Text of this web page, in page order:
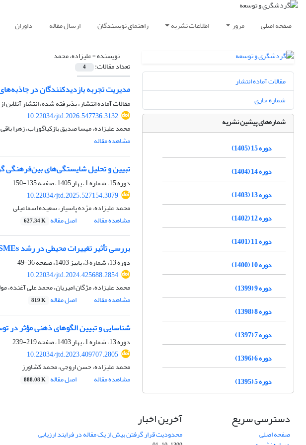
صفحه اصلی مرور اطلاعات نشریه راهنمای نویسندگان ارسال مقاله داوران
نویسنده =علیزاده، محمد
تعداد مقالات: 4
مدیریت تجربه بازدیدکنندگان در
مقالات آماده انتشار، پذیرفته شده، انتشار آنلاین از
10.22034/jtd.2026.547736.3132
محمد علیزاده، مهسا صدیق بازکیاگوراب، زهرا
مشاهده مقاله
تبیین و تحلیل شایستگیهای بینفرهنگی
دوره 15، شماره 1، بهار 1405، صفحه
135-150
10.22034/jtd.2025.527154.3079
محمد علیزاده، مژده پاسیار، سعیده اسماعیلی
مشاهده مقاله
اصل مقاله 627.34 K
بررسی تأثیر تغییرات محیطی در رشد SMEs گردشگری با در نظر گرفتن نقش میانجی گرایش کارآفرینانه (مورد مطالعه: آژانس‌های مسافرتی شهر تهران)
دوره 13، شماره 3، پاییز 1403، صفحه
36-49
10.22034/jtd.2024.425688.2854
محمد علیزاده، مژگان امیریان، محمد علی آغنده،
مشاهده مقاله
اصل مقاله 819 K
شناسایی و تبیین الگوهای ذهنی مؤثر در
دوره 13، شماره 1، بهار 1403، صفحه
219-239
10.22034/jtd.2023.409707.2805
محمد علیزاده، حسن اروجی، محمد کشاورز
مشاهده مقاله
اصل مقاله 888.08 K
مقالات آماده انتشار
شماره جاری
شماره‌های پیشین نشریه
دوره 15 (1405)
دوره 14 (1404)
دوره 13 (1403)
دوره 12 (1402)
دوره 11 (1401)
دوره 10 (1400)
دوره 9 (1399)
دوره 8 (1398)
دوره 7 (1397)
دوره 6 (1396)
دوره 5 (1395)
دسترسی سریع
صفحه اصلی
آخرین اخبار
محدودیت قرار گرفتن بیش از یک مقاله در فرایند ارزیابی